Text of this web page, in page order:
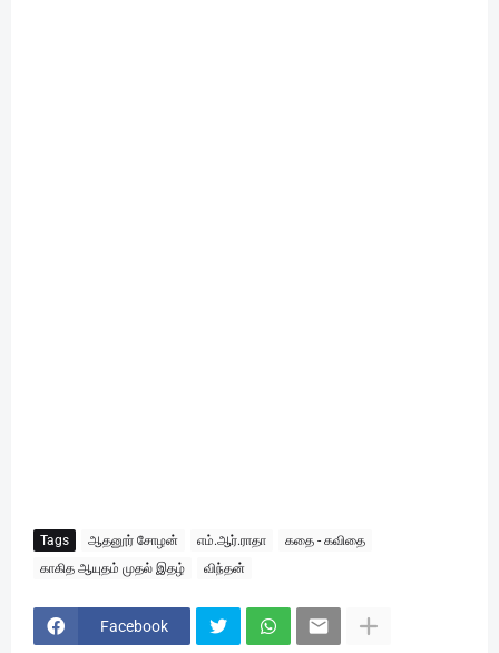
Tags ஆதனூர் சோழன் எம்.ஆர்.ராதா
கதை - கவிதை
காகித ஆயுதம் முதல் இதழ்
விந்தன்
Facebook